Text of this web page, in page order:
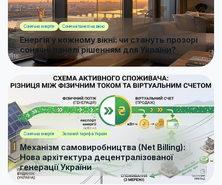
Сонячна енергія Сонячні панелі на вікно
Енергія у кожному вікні: чи стануть прозорі
сонячні панелі рішенням для України?
Сонячна енергія Зелений тариф в Україні
Механізм самовиробництва (Net Billing):
Нова архітектура децентралізованої
генерації України